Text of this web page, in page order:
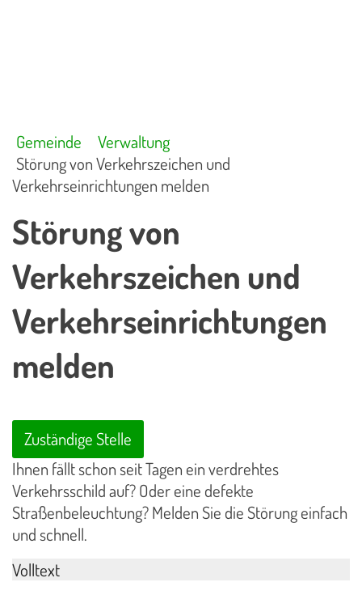
Gemeinde
Verwaltung
Störung von Verkehrszeichen und
Verkehrseinrichtungen melden
Störung von
Verkehrszeichen und
Verkehrseinrichtungen
melden
Zuständige Stelle
Ihnen fällt schon seit Tagen ein verdrehtes
Verkehrsschild auf? Oder eine defekte
Straßenbeleuchtung? Melden Sie die Störung einfach
und schnell.
Volltext